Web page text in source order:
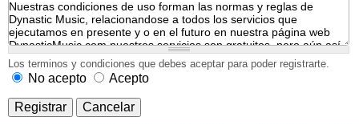
Los terminos y condiciones que debes aceptar para poder registrarte.
No acepto Acepto